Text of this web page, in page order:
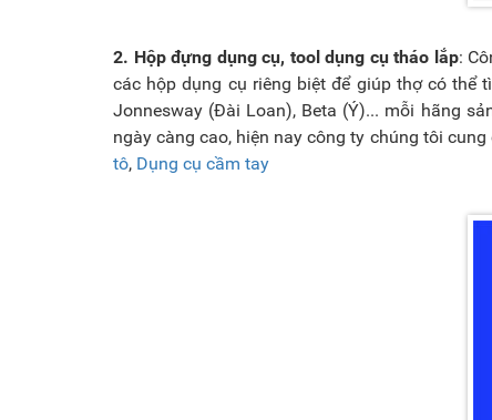
2. Hộp đựng dụng cụ, tool dụng cụ tháo lắp:
các hộp dụng cụ riêng biệt để giúp thợ có thể
Jonnesway (Đài Loan), Beta (Ý)... mỗi hãng
ngày càng cao, hiện nay công ty chúng tôi
tô, Dụng cụ cầm tay